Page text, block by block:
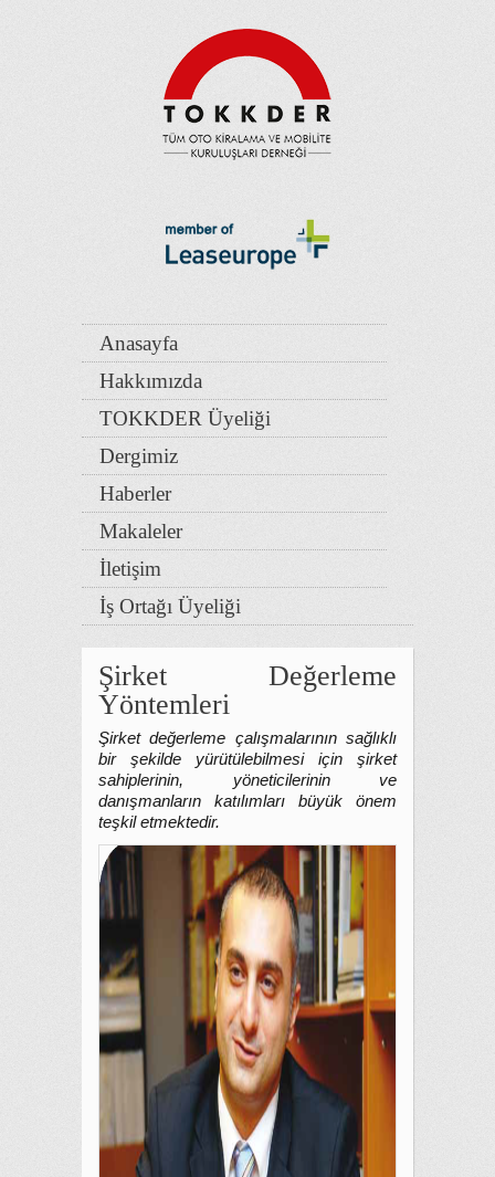
Anasayfa
Hakkımızda
TOKKDER Üyeliği
Dergimiz
Haberler
Makaleler
İletişim
İş Ortağı Üyeliği
Şirket Değerleme
Yöntemleri
Şirket değerleme çalışmalarının sağlıklı
bir şekilde yürütülebilmesi için şirket
sahiplerinin, yöneticilerinin ve
danışmanların katılımları büyük önem
teşkil etmektedir.